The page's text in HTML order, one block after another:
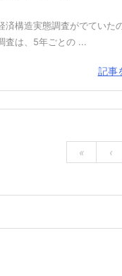
済構造実態調査がでていた
査は、5年ごとの ...
記事
« ‹